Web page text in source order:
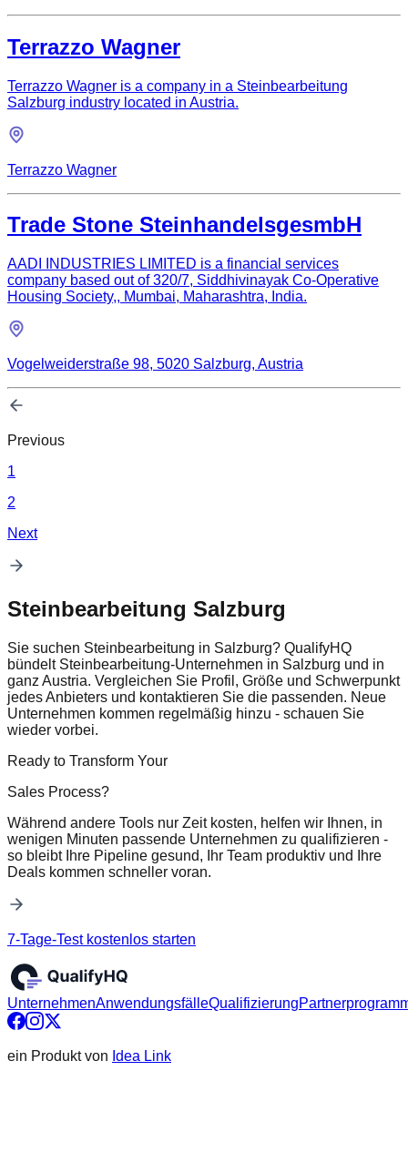
Terrazzo Wagner
Terrazzo Wagner is a company in a Steinbearbeitung
Salzburg industry located in Austria.
Terrazzo Wagner
Trade Stone SteinhandelsgesmbH
AADI INDUSTRIES LIMITED is a financial services
company based out of 320/7, Siddhivinayak Co-Operative
Housing Society,, Mumbai, Maharashtra, India.
Vogelweiderstraße 98, 5020 Salzburg, Austria
Previous
1
2
Next
Steinbearbeitung Salzburg
Sie suchen Steinbearbeitung in Salzburg? QualifyHQ
bündelt Steinbearbeitung-Unternehmen in Salzburg und in
ganz Austria. Vergleichen Sie Profil, Größe und Schwerpunkt
jedes Anbieters und kontaktieren Sie die passenden. Neue
Unternehmen kommen regelmäßig hinzu - schauen Sie
wieder vorbei.
Ready to Transform Your
Sales Process?
Während andere Tools nur Zeit kosten, helfen wir Ihnen, in
wenigen Minuten passende Unternehmen zu qualifizieren -
so bleibt Ihre Pipeline gesund, Ihr Team produktiv und Ihre
Deals kommen schneller voran.
7-Tage-Test kostenlos starten
UnternehmenAnwendungsfälleQualifizierung
ein Produkt von Idea Link